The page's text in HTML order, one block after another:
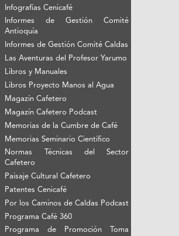
Infografías Cenicafé
Informes de Gestión Comité
Antioquía
Informes de Gestión Comité Caldas
Las Aventuras del Profesor Yarumo
Libros y Manuales
Libros Proyecto Manos al Agua
Magazín Cafetero
Magazín Cafetero Podcast
Memorias de la Cumbre de Café
Memorias Seminario Científico
Normas Técnicas del Sector
Cafetero
Paisaje Cultural Cafetero
Patentes Cenicafé
Por los Caminos de Caldas Podcast
Programa Café 360
Programa de Promoción Toma